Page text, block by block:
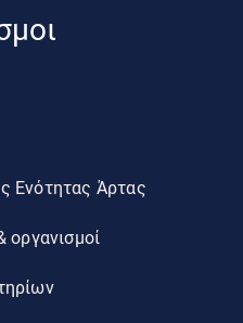
Ενότητας Άρτας
οργανισμοί